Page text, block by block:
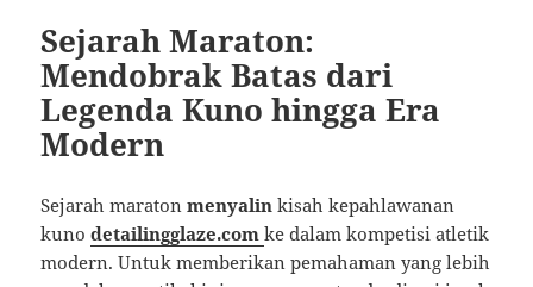
Sejarah Maraton:
Mendobrak Batas dari
Legenda Kuno hingga Era
Modern
Sejarah maratonmenyalin kisah kepahlawanan
kunodetailingglaze.comke dalam kompetisi atletik
modern. Untuk memberikan pemahaman yang lebih